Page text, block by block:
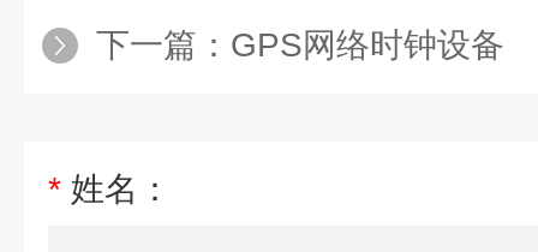
下一篇： GPS网络时钟设备
* 姓名：